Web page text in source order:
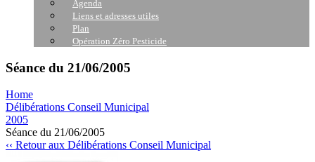
Agenda
Liens et adresses utiles
Plan
Opération Zéro Pesticide
Séance du 21/06/2005
Home
Délibérations Conseil Municipal
2005
Séance du 21/06/2005
‹‹ Retour aux Délibérations Conseil Municipal